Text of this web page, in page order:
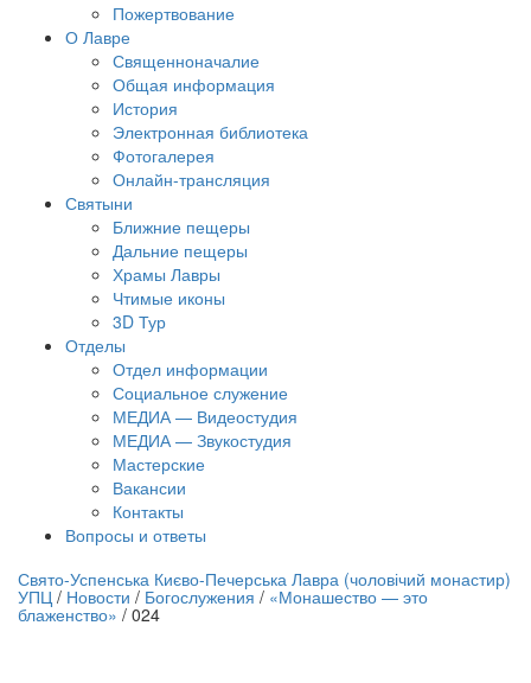
Пожертвование
О Лавре
Священноначалие
Общая информация
История
Электронная библиотека
Фотогалерея
Онлайн-трансляция
Святыни
Ближние пещеры
Дальние пещеры
Храмы Лавры
Чтимые иконы
3D Тур
Отделы
Отдел информации
Социальное служение
МЕДИА — Видеостудия
МЕДИА — Звукостудия
Мастерские
Вакансии
Контакты
Вопросы и ответы
трансляция | 12 сентября
трансляции
Свято-Успенська Києво-Печерська Лавра (чоловічий монастир)
УПЦ / Новости / Богослужения / «Монашество — это
блаженство» / 024